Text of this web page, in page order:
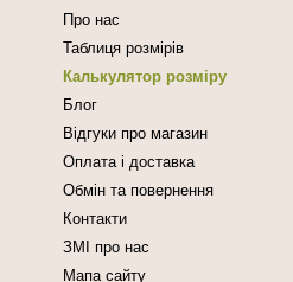
Про нас
Таблиця розмірів
Калькулятор розміру
Блог
Відгуки про магазин
Оплата і доставка
Обмін та повернення
Контакти
ЗМІ про нас
Мапа сайту